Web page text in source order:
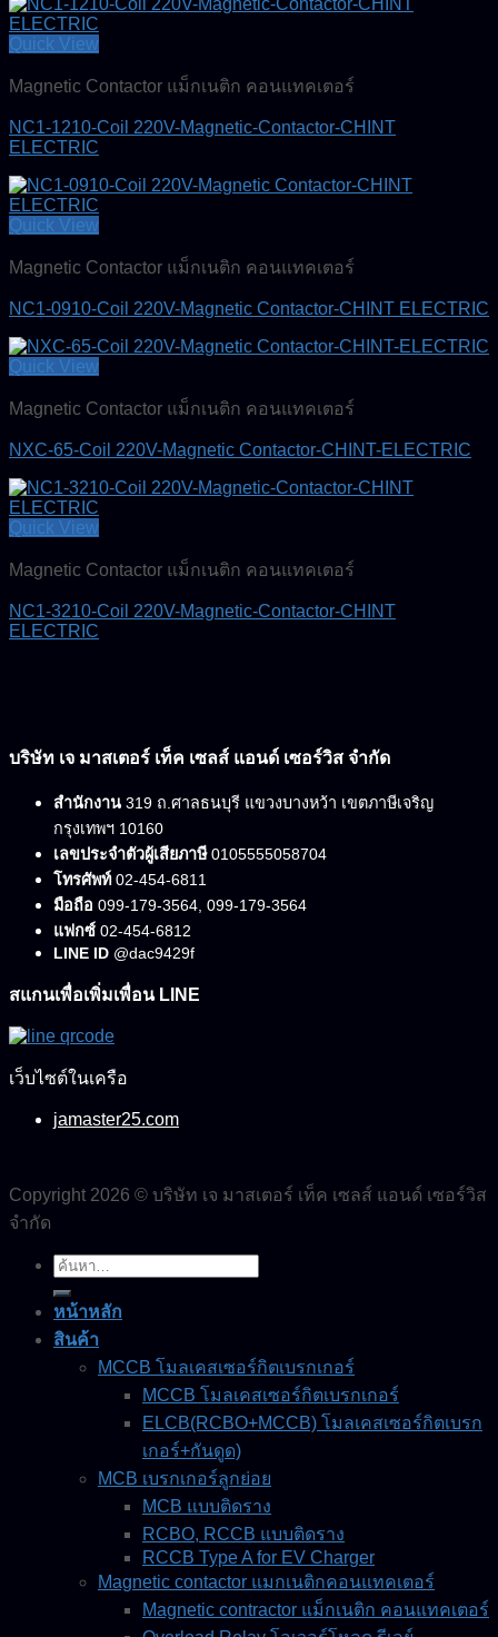
Quick View
Magnetic Contactor แม็กเนติก คอนแทคเตอร์
NC1-1210-Coil 220V-Magnetic-Contactor-CHINT
ELECTRIC
Quick View
Magnetic Contactor แม็กเนติก คอนแทคเตอร์
NC1-0910-Coil 220V-Magnetic Contactor-CHINT ELECTRIC
Quick View
Magnetic Contactor แม็กเนติก คอนแทคเตอร์
NXC-65-Coil 220V-Magnetic Contactor-CHINT-ELECTRIC
Quick View
Magnetic Contactor แม็กเนติก คอนแทคเตอร์
NC1-3210-Coil 220V-Magnetic-Contactor-CHINT
ELECTRIC
บริษัท เจ มาสเตอร์ เท็ค เซลส์ แอนด์ เซอร์วิส จำกัด
สำนักงาน 319 ถ.ศาลธนบุรี แขวงบางหว้า เขตภาษีเจริญ
กรุงเทพฯ 10160
เลขประจำตัวผู้เสียภาษี0105555058704
โทรศัพท์02-454-6811
มือถือ 099-179-3564, 099-179-3564
แฟกซ์ 02-454-6812
LINE ID @dac9429f
สแกนเพื่อเพิ่มเพื่อน LINE
เว็บไซต์ในเครือ
jamaster25.com
Copyright 2026 © บริษัท เจ มาสเตอร์ เท็ค เซลส์ แอนด์ เซอร์วิส
จำกัด
ค้นหา:
หน้าหลัก
สินค้า
MCCB โมลเคสเซอร์กิตเบรกเกอร์
MCCB โมลเคสเซอร์กิตเบรกเกอร์
ELCB(RCBO+MCCB) โมลเคสเซอร์กิตเบรก
เกอร์+กันดูด)
MCB เบรกเกอร์ลูกย่อย
MCB แบบติดราง
RCBO, RCCB แบบติดราง
RCCB Type A for EV Charger
Magnetic contactor แมกเนติกคอนแทคเตอร์
Magnetic contractor แม็กเนติก คอนแทคเตอร์